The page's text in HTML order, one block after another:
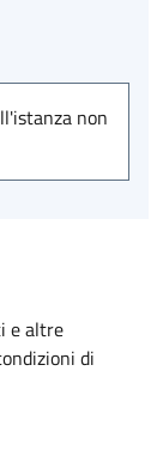
non
e altre
di